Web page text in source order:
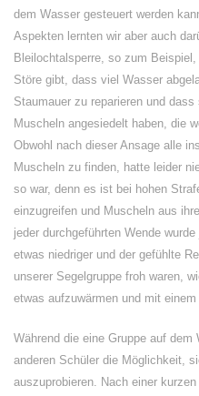
dem Wasser gesteuert werden
Aspekten lernten wir aber auch
Bleilochtalsperre, so zum
Störe gibt, dass viel Wasser
Staumauer zu reparieren und
Muscheln angesiedelt haben, die
Obwohl nach dieser Ansage alle
Muscheln zu finden, hatte leider
so war, denn es ist bei hohen
einzugreifen und Muscheln aus
jeder durchgeführten Wende
etwas niedriger und der gefühlte
unserer Segelgruppe froh waren,
etwas aufzuwärmen und mit
Während die eine Gruppe auf
anderen Schüler die Möglichkeit,
auszuprobieren. Nach einer